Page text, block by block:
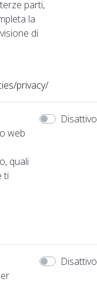
parti,
la
di
privacy/
web
quali
ti
Disattivo
Disattivo